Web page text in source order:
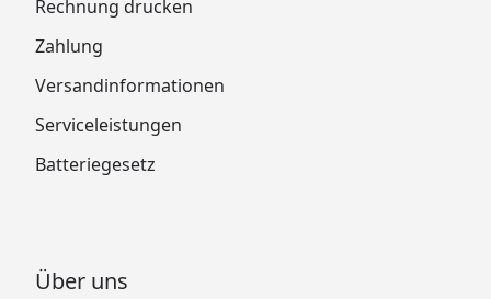
Rechnung drucken
Zahlung
Versandinformationen
Serviceleistungen
Batteriegesetz
Über uns